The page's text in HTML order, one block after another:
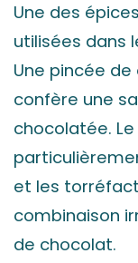
Une des
utilisées dans
Une pincée
confère une
chocolatée.
et les
combinaison
de chocolat.